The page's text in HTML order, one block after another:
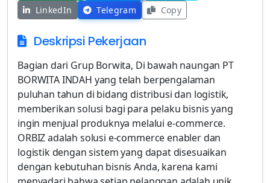
LinkedIn
Telegram Copy
Deskripsi Pekerjaan
Bagian dari Grup Borwita, Di bawah naungan PT
BORWITA INDAH yang telah berpengalaman
puluhan tahun di bidang distribusi dan logistik,
memberikan solusi bagi para pelaku bisnis yang
ingin menjual produknya melalui e-commerce.
ORBIZ adalah solusi e-commerce enabler dan
logistik dengan sistem yang dapat disesuaikan
dengan kebutuhan bisnis Anda, karena kami